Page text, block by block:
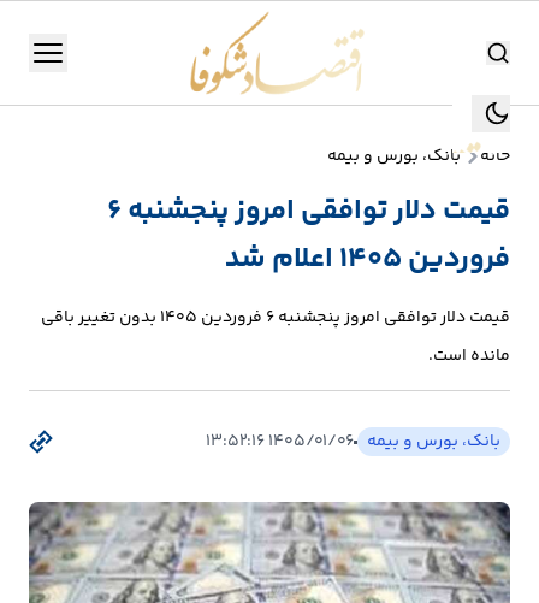
جستجو جستجو
منو
تولید
صنعت
انرژی
بانک،
و
بیمه
خانه بانک، بورس و بیمه
قیمت دلار توافقی امروز پنجشنبه ۶
فروردین ۱۴۰۵ اعلام شد
قیمت دلار توافقی امروز پنجشنبه ۶ فروردین ۱۴۰۵ بدون تغییر باقی
مانده است.
بانک، بورس و بیمه ۱۴۰۵/۰۱/۰۶ ۱۳:۵۲:۱۶